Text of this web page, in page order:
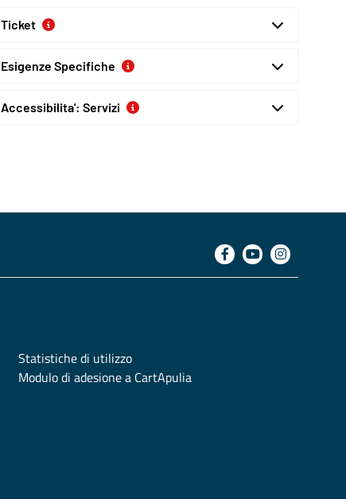
Ticket
Esigenze Specifiche
Accessibilita': Servizi
Statistiche di utilizzo
Modulo di adesione a CartApulia